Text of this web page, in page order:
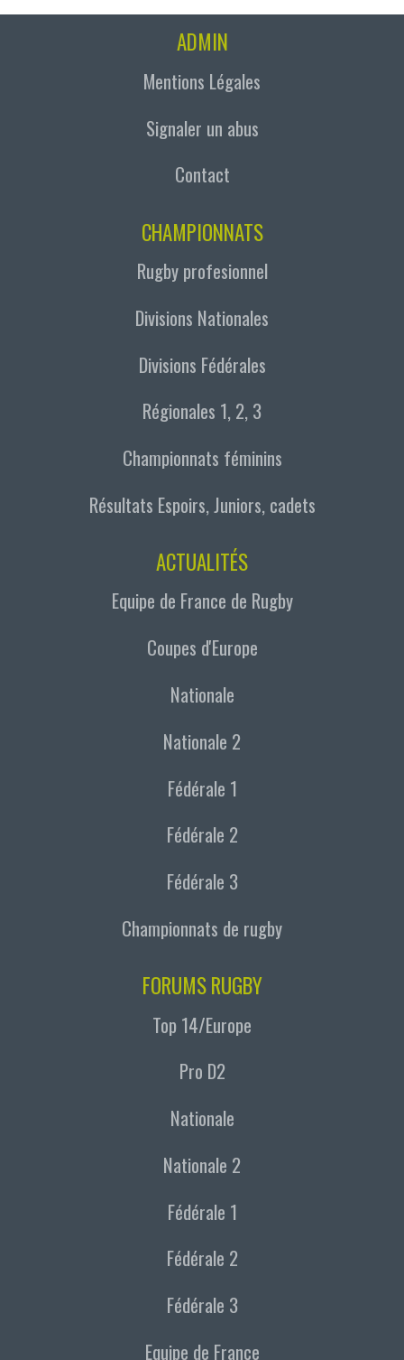
ADMIN
Mentions Légales
Signaler un abus
Contact
CHAMPIONNATS
Rugby profesionnel
Divisions Nationales
Divisions Fédérales
Régionales 1, 2, 3
Championnats féminins
Résultats Espoirs, Juniors, cadets
ACTUALITÉS
Equipe de France de Rugby
Coupes d'Europe
Nationale
Nationale 2
Fédérale 1
Fédérale 2
Fédérale 3
Championnats de rugby
FORUMS RUGBY
Top 14/Europe
Pro D2
Nationale
Nationale 2
Fédérale 1
Fédérale 2
Fédérale 3
Equipe de France